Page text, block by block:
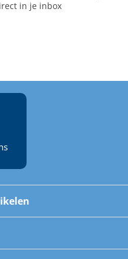
in je inbox